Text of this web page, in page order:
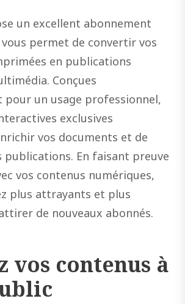
un excellent abonnement
permet de convertir vos
en publications
Conçues
pour un usage professionnel,
exclusives
vos documents et de
publications. En faisant preuve
vos contenus numériques,
plus attrayants et plus
de nouveaux abonnés.
vos contenus à